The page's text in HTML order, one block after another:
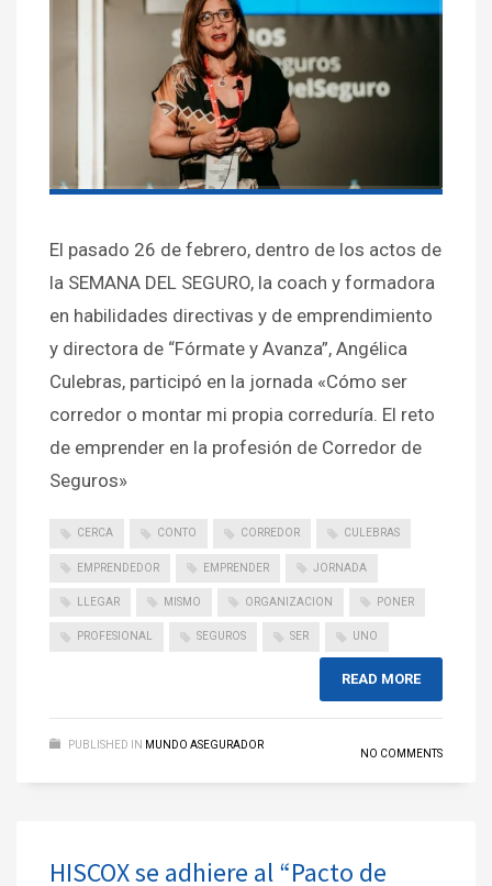
El pasado 26 de febrero, dentro de los actos de
la SEMANA DEL SEGURO, la coach y formadora
en habilidades directivas y de emprendimiento
y directora de “Fórmate y Avanza”, Angélica
Culebras, participó en la jornada «Cómo ser
corredor o montar mi propia correduría. El reto
de emprender en la profesión de Corredor de
Seguros»
CERCA CONTO CORREDOR CULEBRAS
EMPRENDEDOR EMPRENDER JORNADA
LLEGAR MISMO ORGANIZACION PONER
PROFESIONAL SEGUROS SER UNO
READ MORE
PUBLISHED IN MUNDO ASEGURADOR
NO COMMENTS
HISCOX se adhiere al “Pacto de